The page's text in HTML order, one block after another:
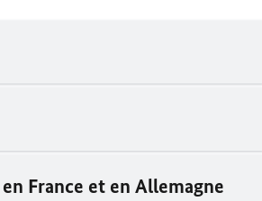
France et en Allemagne